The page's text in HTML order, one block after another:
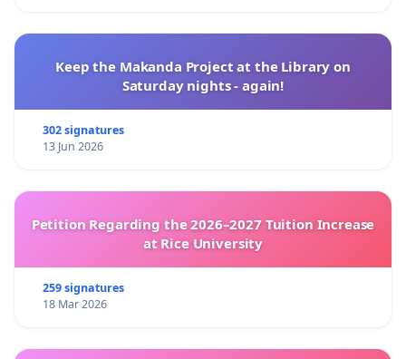
Keep the Makanda Project at the Library on
Saturday nights - again!
302 signatures
13 Jun 2026
Petition Regarding the 2026–2027 Tuition Increase
at Rice University
259 signatures
18 Mar 2026